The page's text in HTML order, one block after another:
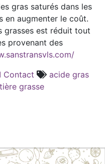
gras saturés dans les
en augmenter le coût.
grasses est réduit tout
provenant des
Contact
acide gras
grasse